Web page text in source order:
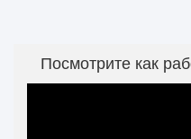
Посмотрите как